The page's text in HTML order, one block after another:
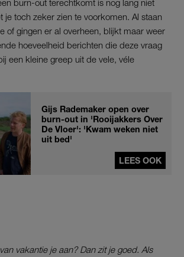
burn-out terechtkomt is nog lang niet
je toch zeker zien te voorkomen. Al staan
of gingen er al overheen, blijkt maar weer
hoeveelheid berichten die deze vraag
een kleine greep uit de vele, véle
Gijs Rademaker open over
burn-out in 'Rooijakkers Over
De Vloer': 'Kwam weken niet
uit bed'
LEES OOK
vakantie je aan? Dan zit je goed. Als